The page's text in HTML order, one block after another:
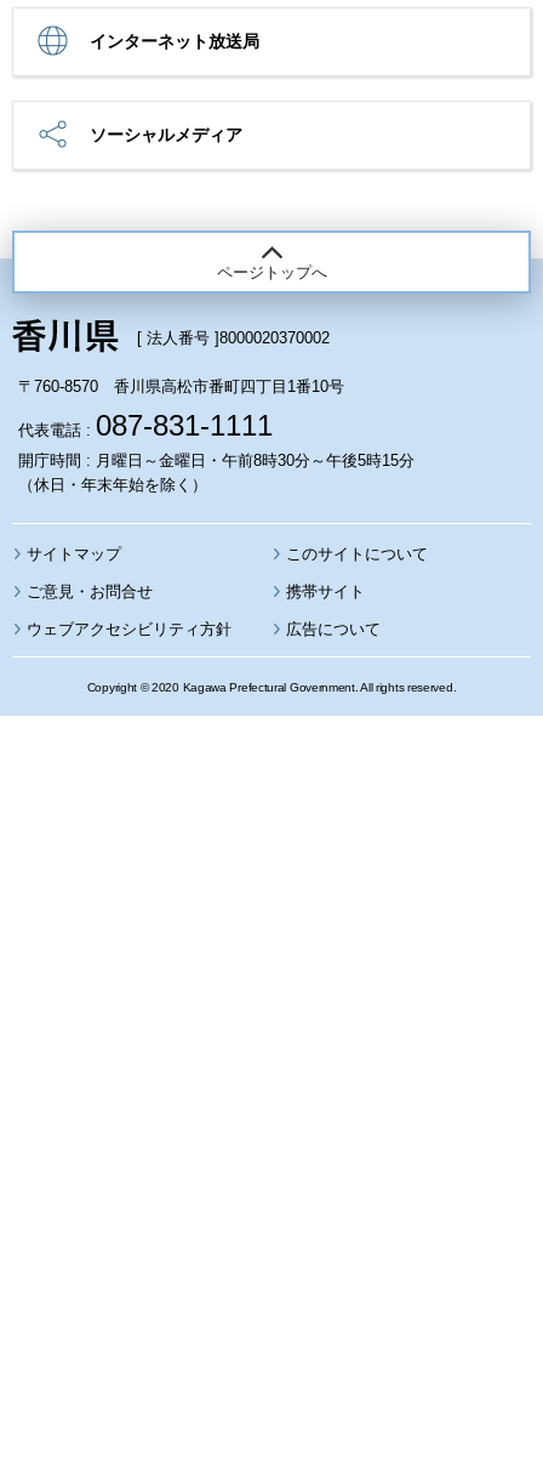
インターネット放送局
ソーシャルメディア
ページトップへ
[ 法人番号 ]8000020370002
〒760-8570 香川県高松市番町四丁目1番10号
代表電話 : 087-831-1111
開庁時間 : 月曜日～金曜日・午前8時30分～午後5時15分
（休日・年末年始を除く）
サイトマップ このサイトについて
携帯サイト
ウェブアクセシビリティ方針 広告について
Copyright © 2020 Kagawa Prefectural Government. All rights reserved.